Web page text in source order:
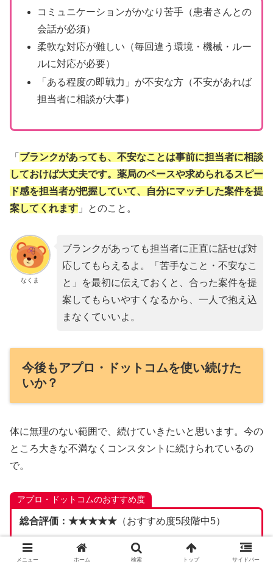
コミュニケーションがかなり苦手（患者さんとの
会話が必須）
柔軟な対応が難しい（毎回違う環境・機械・ルー
ルに対応が必要）
「ある程度の即戦力」が不安な方（不安があれば
担当者に相談が大事）
「 ブランクがあっても、不安なことは事前に担当者に相談
しておけば大丈夫です。薬局のペースや求められるスピー
ド感を担当者が把握していて、自分にマッチした案件を提
案してくれます 」とのこと。
なくま
ブランクがあっても担当者に正直に話せば対
応してもらえるよ。「苦手なこと・不安なこ
と」を最初に伝えておくと、合った案件を提
案してもらいやすくなるから、一人で抱え込
まなくていいよ。
今後もアプロ・ドットコムを使い続けた
いか？
体に無理のない範囲で、続けていきたいと思います。今の
ところ大きな不満なくコンスタントに続けられているの
で。
アプロ・ドットコムのおすすめ度
総合評価：★★★★★（おすすめ度5段階中5）
育休中・ブランク明けでも担当者に相談すれば安心し
メニュー ホーム 検索 トップ サイドバー